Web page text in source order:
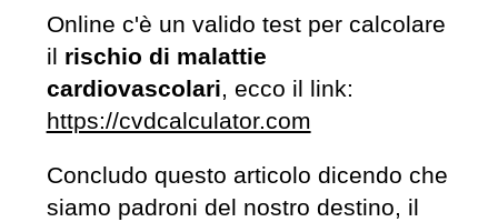
Online c'è un valido test per calcolare
il rischio di malattie
cardiovascolari, ecco il link:
https://cvdcalculator.com
Concludo questo articolo dicendo che
siamo padroni del nostro destino, il